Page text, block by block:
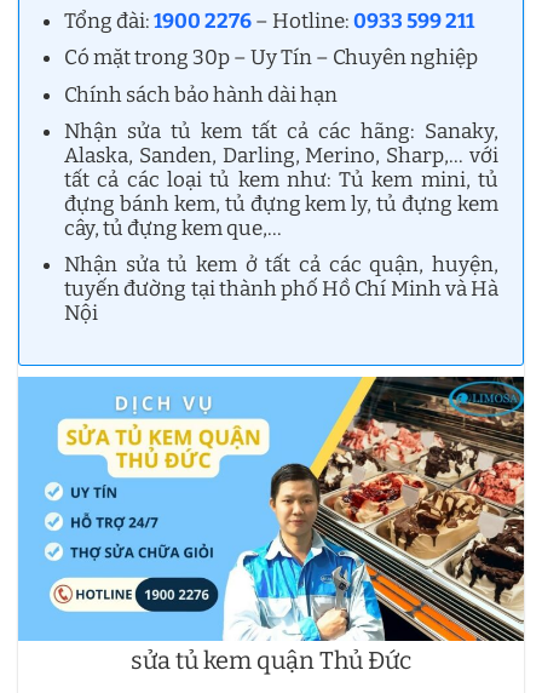
Tổng đài:1900 2276– Hotline:0933 599 211
Có mặt trong 30p – Uy Tín – Chuyên nghiệp
Chính sách bảo hành dài hạn
Nhận sửa tủ kem tất cả các hãng: Sanaky,
Alaska, Sanden, Darling, Merino, Sharp,… với
tất cả các loại tủ kem như: Tủ kem mini, tủ
đựng bánh kem, tủ đựng kem ly, tủ đựng kem
cây, tủ đựng kem que,…
Nhận sửa tủ kem ở tất cả các quận, huyện,
tuyến đường tại thành phố Hồ Chí Minh và Hà
Nội
sửa tủ kem quận Thủ Đức